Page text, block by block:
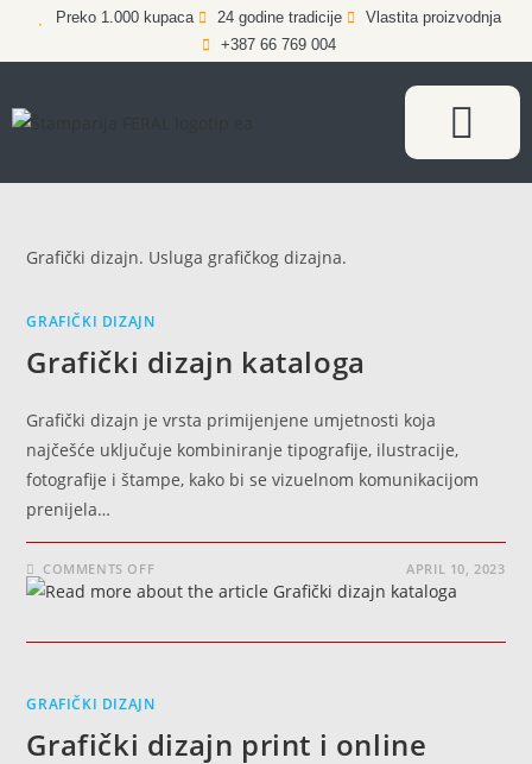
Preko 1.000 kupaca 24 godine tradicije
Vlastita proizvodnja
+387 66 769 004
Grafički dizajn. Usluga grafičkog dizajna.
GRAFIČKI DIZAJN
Grafički dizajn kataloga
Grafički dizajn je vrsta primijenjene umjetnosti koja
najčešće uključuje kombiniranje tipografije, ilustracije,
fotografije i štampe, kako bi se vizuelnom komunikacijom
prenijela…
COMMENTS OFF APRIL 10, 2023
GRAFIČKI DIZAJN
Grafički dizajn print i online